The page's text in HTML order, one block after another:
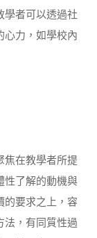
學者可以透過社
心力，如學校內
焦在教學者所提
性了解的動機與
的要求之上，容
法，有同質性過